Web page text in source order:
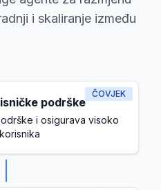
i skaliranje između
ČOVJEK
podrške
i osigurava visoko